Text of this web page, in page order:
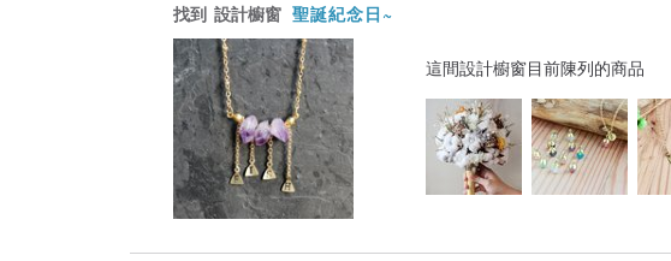
找到 設計櫥窗 聖誕紀念日~
這間設計櫥窗目前陳列的商品